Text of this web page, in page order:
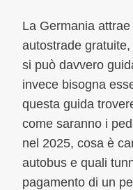
La Germania
autostrade
si può davvero
invece bisogna
questa guida
come saranno i
nel 2025, cosa è
autobus e quali
pagamento di un